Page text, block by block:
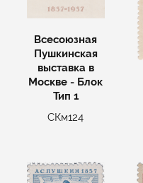
Всесоюзная
Пушкинская
выставка в
Москве - Блок
Тип 1
СКм124